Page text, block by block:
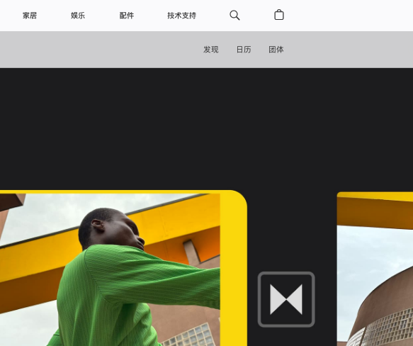
家居 娱乐 配件 技术支持
发现 日历 团体